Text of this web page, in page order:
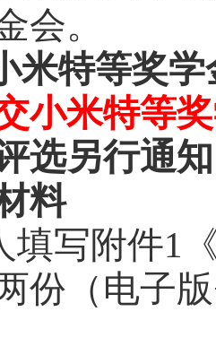
会。
米特等奖
小米特等
选另行通
料
填写附件1
份（电子